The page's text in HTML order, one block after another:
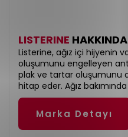
LISTERINE HAKKINDA
Listerine, ağız içi hijyenin
oluşumunu engelleyen
plak ve tartar oluşumunu
hitap eder. Ağız
Marka Detayı